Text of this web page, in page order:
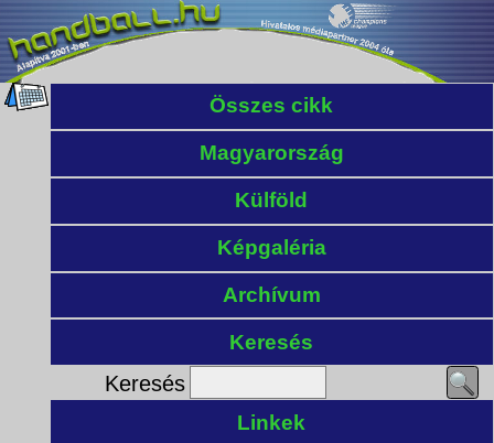
Összes cikk
Magyarország
Külföld
Képgaléria
Archívum
Keresés
Keresés
Linkek